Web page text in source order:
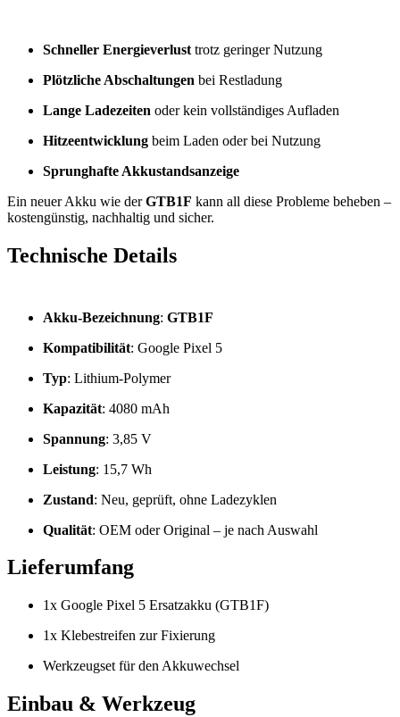
Schneller Energieverlust trotz geringer Nutzung
Plötzliche Abschaltungen bei Restladung
Lange Ladezeiten oder kein vollständiges Aufladen
Hitzeentwicklung beim Laden oder bei Nutzung
Sprunghafte Akkustandsanzeige
Ein neuer Akku wie derGTB1F kann all diese Probleme beheben –
kostengünstig, nachhaltig und sicher.
Technische Details
Akku-Bezeichnung: GTB1F
Kompatibilität: Google Pixel 5
Typ: Lithium-Polymer
Kapazität: 4080 mAh
Spannung: 3,85 V
Leistung: 15,7 Wh
Zustand: Neu, geprüft, ohne Ladezyklen
Qualität: OEM oder Original – je nach Auswahl
Lieferumfang
1x Google Pixel 5 Ersatzakku (GTB1F)
1x Klebestreifen zur Fixierung
Werkzeugset für den Akkuwechsel
Einbau & Werkzeug